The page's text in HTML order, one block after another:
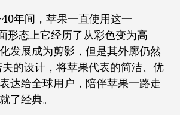
年间，苹果一直使用这一
形态上它经历了从彩色变为高
发展成为剪影，但是其外廓仍然
夫的设计，将苹果代表的简洁、优
达给全球用户，陪伴苹果一路走
了经典。